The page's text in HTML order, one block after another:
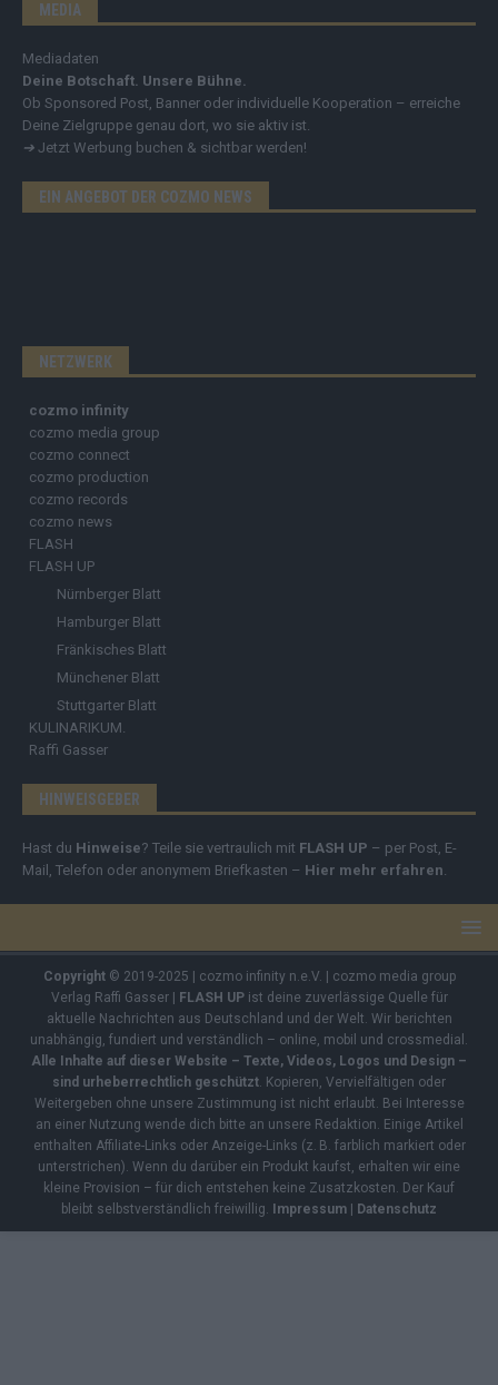
MEDIA
Mediadaten
Deine Botschaft. Unsere Bühne.
Ob Sponsored Post, Banner oder individuelle Kooperation – erreiche
Deine Zielgruppe genau dort, wo sie aktiv ist.
➔ Jetzt Werbung buchen & sichtbar werden!
EIN ANGEBOT DER COZMO NEWS
NETZWERK
cozmo infinity
cozmo media group
cozmo connect
cozmo production
cozmo records
cozmo news
FLASH
FLASH UP
Nürnberger Blatt
Hamburger Blatt
Fränkisches Blatt
Münchener Blatt
Stuttgarter Blatt
KULINARIKUM.
Raffi Gasser
HINWEISGEBER
Hast du Hinweise? Teile sie vertraulich mit FLASH UP – per Post, E-
Mail, Telefon oder anonymem Briefkasten – Hier mehr erfahren.
Copyright© 2019-2025 | cozmo infinity n.e.V. | cozmo media group
Verlag Raffi Gasser |
FLASH UPist deine zuverlässige Quelle für
aktuelle Nachrichten aus Deutschland und der Welt. Wir berichten
unabhängig, fundiert und verständlich – online, mobil und crossmedial.
Alle Inhalte auf dieser Website – Texte, Videos, Logos und Design –
sind urheberrechtlich geschützt. Kopieren, Vervielfältigen oder
Weitergeben ohne unsere Zustimmung ist nicht erlaubt. Bei Interesse
an einer Nutzung wende dich bitte an unsere Redaktion. Einige Artikel
enthalten Affiliate-Links oder Anzeige-Links (z. B. farblich markiert oder
unterstrichen). Wenn du darüber ein Produkt kaufst, erhalten wir eine
kleine Provision – für dich entstehen keine Zusatzkosten. Der Kauf
bleibt selbstverständlich freiwillig.
Impressum Datenschutz